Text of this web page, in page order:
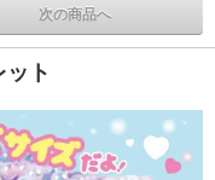
次の商品へ
ト